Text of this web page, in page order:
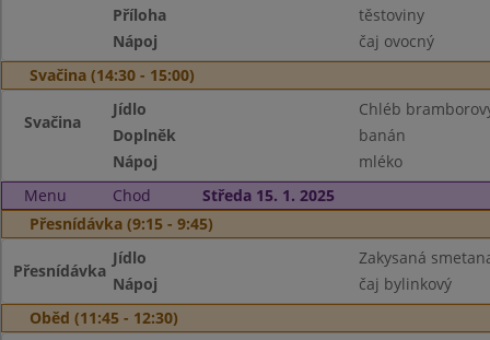
Příloha
těstoviny
Nápoj
čaj ovocný
Svačina (14:30 - 15:00)
Svačina
Jídlo
Chléb
Doplněk
banán
Nápoj
mléko
Menu
Chod
Středa 15. 1. 2025
Přesnídávka (9:15 - 9:45)
Přesnídávka
Jídlo
Zakysaná
Nápoj
čaj bylinkový
Oběd (11:45 - 12:30)